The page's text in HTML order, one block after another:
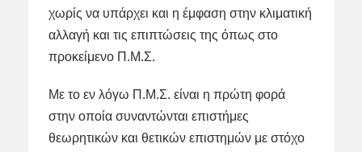
χωρίς να υπάρχει και η έμφαση στην κλιματική
αλλαγή και τις επιπτώσεις της όπως στο
προκείμενο Π.Μ.Σ.
Με το εν λόγω Π.Μ.Σ. είναι η πρώτη φορά
στην οποία συναντώνται επιστήμες
θεωρητικών και θετικών επιστημών με στόχο